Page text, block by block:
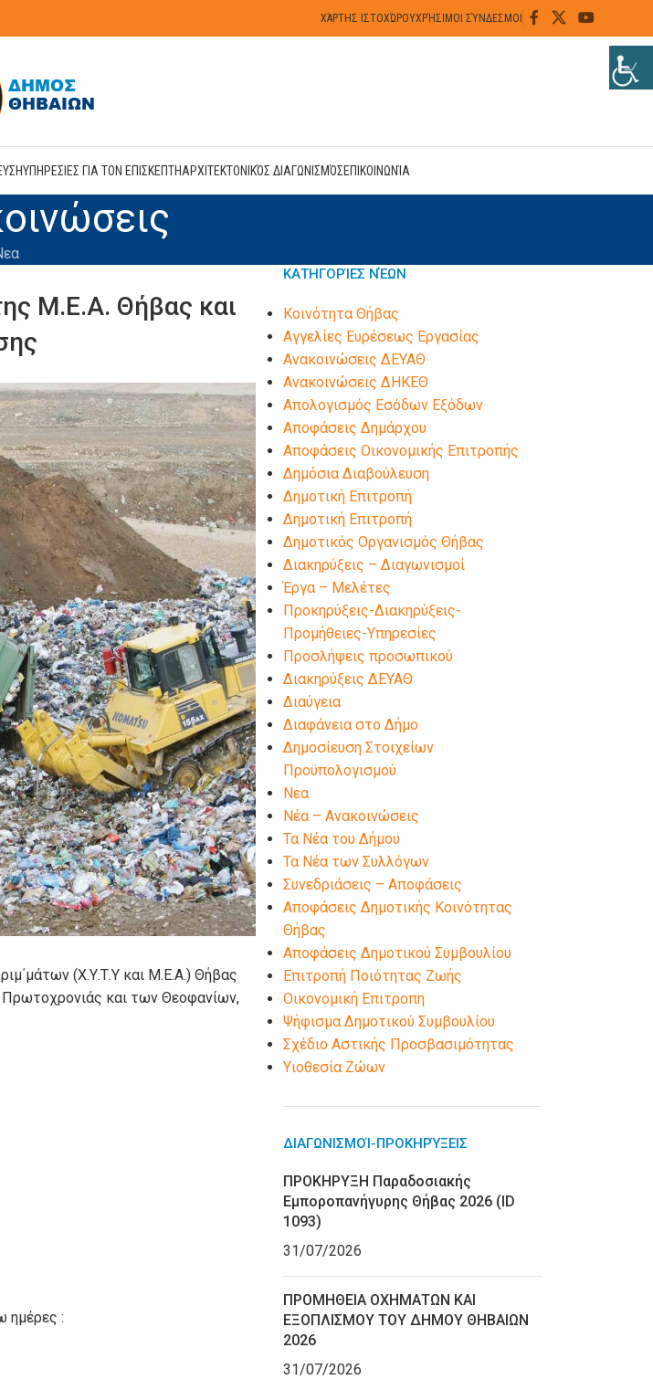
ΧΆΡΤΗΣ ΙΣΤΟΧΏΡΟΥΧΡΉΣΙΜΟΙ ΣΎΝΔΕΣΜΟΙ
ΥΠΗΡΕΣΙΕΣ ΓΙΑ ΤΟΝ ΕΠΙΣΚΕΠΤΗΑΡΧΙΤΕΚΤΟΝΙΚΌΣ ΔΙΑΓΩΝΙΣΜΌΣΕΠΙΚΟΙΝΩΝΊΑ
Μ.Ε.Α. Θήβας και
(Χ.Υ.Τ.Υ και Μ.Ε.Α.) Θήβας
και των Θεοφανίων,
ημέρες :
ΚΑΤΗΓΟΡΊΕΣ ΝΈΩΝ
Kοινότητα Θήβας
Αγγελίες Ευρέσεως Εργασίας
Ανακοινώσεις ΔΕΥΑΘ
Ανακοινώσεις ΔΗΚΕΘ
Απολογισμός Εσόδων Εξόδων
Αποφάσεις Δημάρχου
Αποφάσεις Οικονομικής Επιτροπής
Δημόσια Διαβούλευση
Δημοτική Επιτροπή
Δημοτική Επιτροπή
Δημοτικός Οργανισμός Θήβας
Διακηρύξεις – Διαγωνισμοί
Έργα – Μελέτες
Προκηρύξεις-Διακηρύξεις-
Προμήθειες-Υπηρεσίες
Προσλήψεις προσωπικού
Διακηρύξεις ΔΕΥΑΘ
Διαύγεια
Διαφάνεια στο Δήμο
Δημοσίευση Στοιχείων
Προϋπολογισμού
Νεα
Νέα – Ανακοινώσεις
Τα Νέα του Δήμου
Τα Νέα των Συλλόγων
Συνεδριάσεις – Αποφάσεις
Αποφάσεις Δημοτικής Κοινότητας
Θήβας
Αποφάσεις Δημοτικού Συμβουλίου
Επιτροπή Ποιότητας Ζωής
Οικονομική Επιτροπη
Ψήφισμα Δημοτικού Συμβουλίου
Σχέδιο Αστικής Προσβασιμότητας
Υιοθεσία Ζώων
ΔΙΑΓΩΝΙΣΜΟΊ-ΠΡΟΚΗΡΎΞΕΙΣ
ΠΡΟΚΗΡΥΞΗ Παραδοσιακής
Εμποροπανήγυρης Θήβας 2026 (ID
1093)
31/07/2026
ΠΡΟΜΗΘΕΙΑ ΟΧΗΜΑΤΩΝ ΚΑΙ
ΕΞΟΠΛΙΣΜΟΥ ΤΟΥ ΔΗΜΟΥ ΘΗΒΑΙΩΝ
2026
31/07/2026